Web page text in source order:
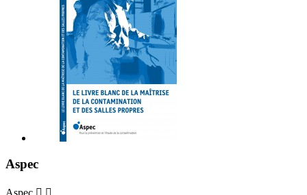
Aspec